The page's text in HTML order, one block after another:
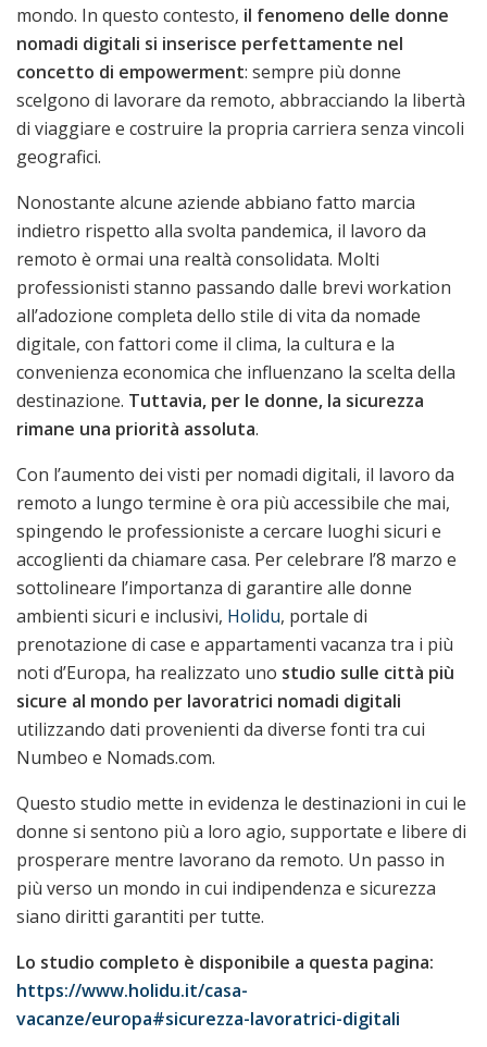
mondo. In questo contesto, il fenomeno delle donne
nomadi digitali si inserisce perfettamente nel
concetto di empowerment: sempre più donne
scelgono di lavorare da remoto, abbracciando la libertà
di viaggiare e costruire la propria carriera senza vincoli
geografici.
Nonostante alcune aziende abbiano fatto marcia
indietro rispetto alla svolta pandemica, il lavoro da
remoto è ormai una realtà consolidata. Molti
professionisti stanno passando dalle brevi workation
all’adozione completa dello stile di vita da nomade
digitale, con fattori come il clima, la cultura e la
convenienza economica che influenzano la scelta della
destinazione. Tuttavia, per le donne, la sicurezza
rimane una priorità assoluta.
Con l’aumento dei visti per nomadi digitali, il lavoro da
remoto a lungo termine è ora più accessibile che mai,
spingendo le professioniste a cercare luoghi sicuri e
accoglienti da chiamare casa. Per celebrare l’8 marzo e
sottolineare l’importanza di garantire alle donne
ambienti sicuri e inclusivi, Holidu, portale di
prenotazione di case e appartamenti vacanza tra i più
noti d’Europa, ha realizzato uno studio sulle città più
sicure al mondo per lavoratrici nomadi digitali
utilizzando dati provenienti da diverse fonti tra cui
Numbeo e Nomads.com.
Questo studio mette in evidenza le destinazioni in cui le
donne si sentono più a loro agio, supportate e libere di
prosperare mentre lavorano da remoto. Un passo in
più verso un mondo in cui indipendenza e sicurezza
siano diritti garantiti per tutte.
Lo studio completo è disponibile a questa pagina:
https://www.holidu.it/casa-
vacanze/europa#sicurezza-lavoratrici-digitali